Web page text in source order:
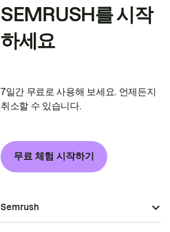
SEMRUSH를 시작
하세요
7일간 무료로 사용해 보세요. 언제든지
취소할 수 있습니다.
무료 체험 시작하기
Semrush